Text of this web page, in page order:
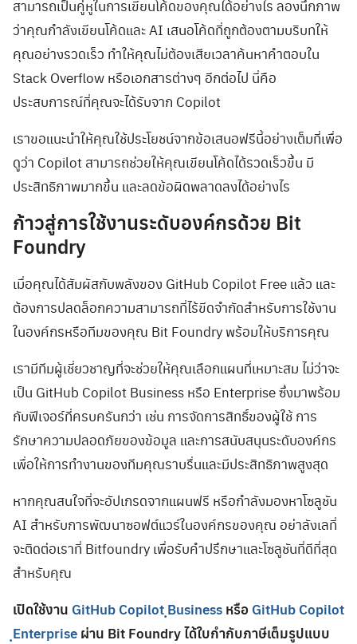
สามารถเป็นคู่หูในการเขียนโค้ดของคุณได้อย่างไร ลองนึกภาพ
ว่าคุณกำลังเขียนโค้ดและ AI เสนอโค้ดที่ถูกต้องตามบริบทให้
คุณอย่างรวดเร็ว ทำให้คุณไม่ต้องเสียเวลาค้นหาคำตอบใน
Stack Overflow หรือเอกสารต่างๆ อีกต่อไป นี่คือ
ประสบการณ์ที่คุณจะได้รับจาก Copilot
เราขอแนะนำให้คุณใช้ประโยชน์จากข้อเสนอฟรีนี้อย่างเต็มที่เพื่อ
ดูว่า Copilot สามารถช่วยให้คุณเขียนโค้ดได้รวดเร็วขึ้น มี
ประสิทธิภาพมากขึ้น และลดข้อผิดพลาดลงได้อย่างไร
ก้าวสู่การใช้งานระดับองค์กรด้วย Bit
Foundry
เมื่อคุณได้สัมผัสกับพลังของ GitHub Copilot Free แล้ว และ
ต้องการปลดล็อกความสามารถที่ไร้ขีดจำกัดสำหรับการใช้งาน
ในองค์กรหรือทีมของคุณ Bit Foundry พร้อมให้บริการคุณ
เรามีทีมผู้เชี่ยวชาญที่จะช่วยให้คุณเลือกแผนที่เหมาะสม ไม่ว่าจะ
เป็น GitHub Copilot Business หรือ Enterprise ซึ่งมาพร้อม
กับฟีเจอร์ที่ครบครันกว่า เช่น การจัดการสิทธิ์ของผู้ใช้ การ
รักษาความปลอดภัยของข้อมูล และการสนับสนุนระดับองค์กร
เพื่อให้การทำงานของทีมคุณราบรื่นและมีประสิทธิภาพสูงสุด
หากคุณสนใจที่จะอัปเกรดจากแผนฟรี หรือกำลังมองหาโซลูชัน
AI สำหรับการพัฒนาซอฟต์แวร์ในองค์กรของคุณ อย่าลังเลที่
จะติดต่อเราที่ Bitfoundry เพื่อรับคำปรึกษาและโซลูชันที่ดีที่สุด
สำหรับคุณ
เปิดใช้งาน GitHub Copilot ฺBusiness หรือ GitHub Copilot
ฺEnterprise ผ่าน Bit Foundry ได้ใบกำกับภาษีเต็มรูปแบบ